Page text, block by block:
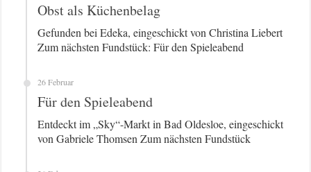
Obst als Küchenbelag
Gefunden bei Edeka, eingeschickt von Christina Liebert
Zum nächsten Fundstück: Für den Spieleabend
26 Februar
Für den Spieleabend
Entdeckt im „Sky“-Markt in Bad Oldesloe, eingeschickt
von Gabriele Thomsen Zum nächsten Fundstück